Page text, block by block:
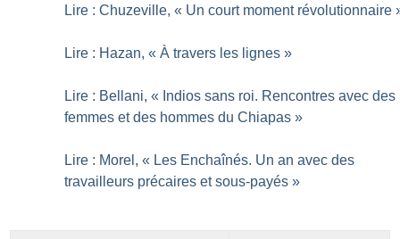
Lire : Chuzeville, « Un court moment révolutionnaire
Lire : Hazan, « À travers les lignes »
Lire : Bellani, « Indios sans roi. Rencontres avec des
femmes et des hommes du Chiapas »
Lire : Morel, « Les Enchaînés. Un an avec des
travailleurs précaires et sous-payés »